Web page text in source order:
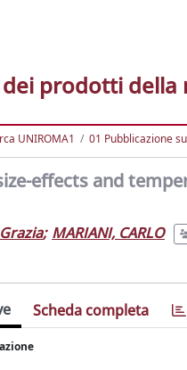
prodotti della
UNIROMA1 01 Pubblicazione
effects and
; MARIANI, CARLO
Scheda completa